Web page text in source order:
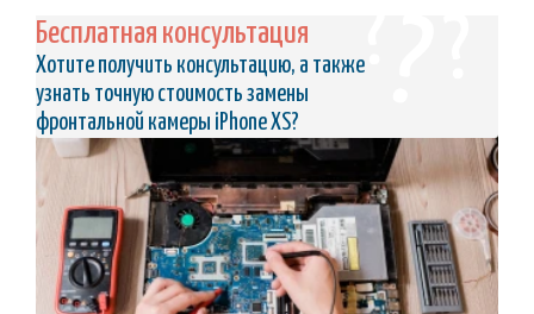
Бесплатная консультация
Хотите получить консультацию, а также
узнать точную стоимость замены
фронтальной камеры iPhone XS?